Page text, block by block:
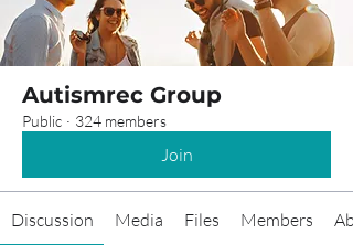
Autismrec Group
Public · 324 members
Join
Discussion Media Files Members